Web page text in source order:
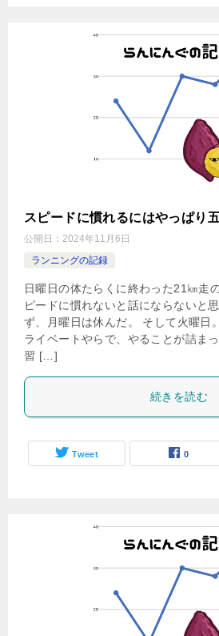
スピードに慣れるにはやっぱり
公開日： 2024年11月6日
ランニングの記録
日曜日の体たらくに終わった21㎞走
ピードに慣れないと話にならないと
ず、月曜日は休んだ。 そして火曜日
ライベートやらで、やることが詰ま
習 […]
続きを読む
Tweet 0